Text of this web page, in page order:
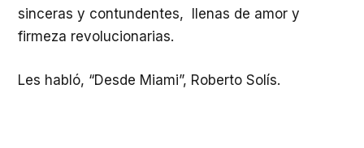
sinceras y contundentes, llenas de amor y
firmeza revolucionarias.
Les habló, “Desde Miami”, Roberto Solís.